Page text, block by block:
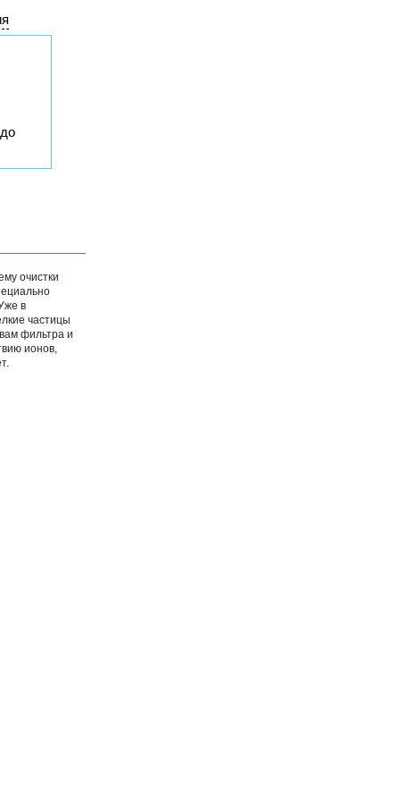
очистки
в
частицы
фильтра и
ионов,